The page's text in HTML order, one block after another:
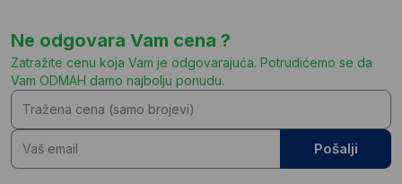
Ne odgovara Vam cena ?
Zatražite cenu koja Vam je odgovarajuća. Potrudićemo se da
Vam ODMAH damo najbolju ponudu.
Pošalji